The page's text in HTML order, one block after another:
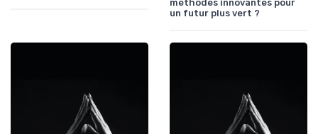
méthodes innovantes pour
un futur plus vert ?